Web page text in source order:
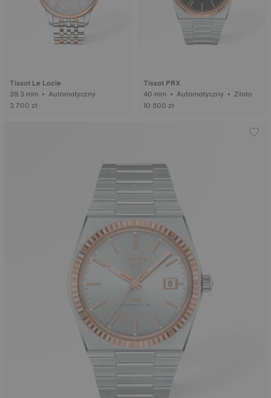
Tissot Le Locle
39.3 mm • Automatyczny
3 700 zł
Tissot PRX
40 mm • Automatyczny • Złoto
10 500 zł